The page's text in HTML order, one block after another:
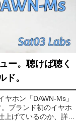
ー。聴けば聴く
ド。
ヤホン「DAWN-Ms」
ブランド初のイヤホ
げているのか、詳し